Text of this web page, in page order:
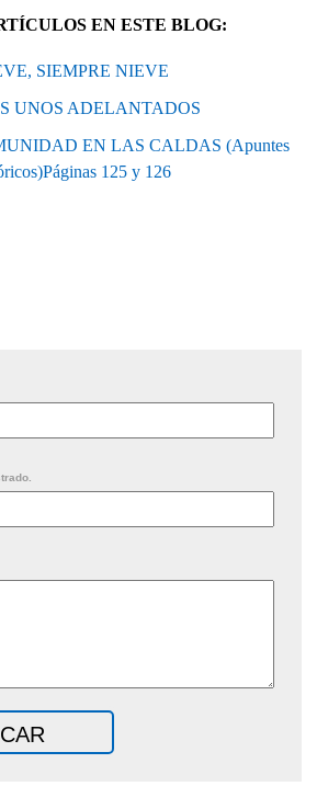
EN ESTE BLOG:
SIEMPRE NIEVE
UNOS ADELANTADOS
EN LAS CALDAS (Apuntes
125 y 126